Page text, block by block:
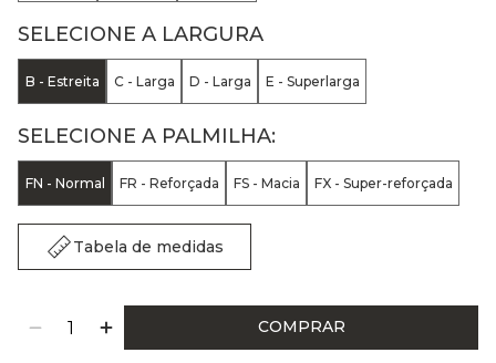
SELECIONE A LARGURA
B - Estreita C - Larga D - Larga E - Superlarga
SELECIONE A PALMILHA:
FN - Normal FR - Reforçada FS - Macia FX - Super-reforçada
Tabela de medidas
COMPRAR